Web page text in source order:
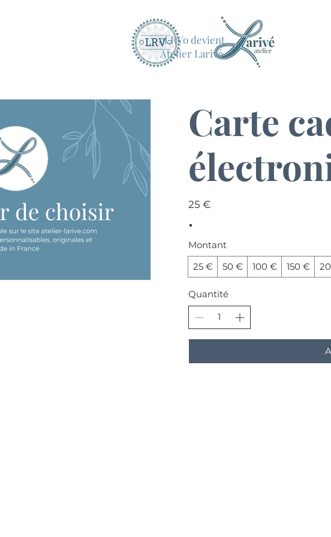
oLRVo devient
Atelier Larivé
Carte
25 €
Montant
25 €
50 € 100 € 150 €
Quantité